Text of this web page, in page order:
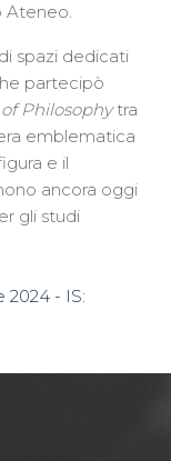
Ateneo.
spazi dedicati
partecipò
Philosophytra
emblematica
e il
ancora oggi
gli studi
2024 - IS: